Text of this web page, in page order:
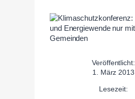
Veröffentlicht:
1. März 2013
Lesezeit: